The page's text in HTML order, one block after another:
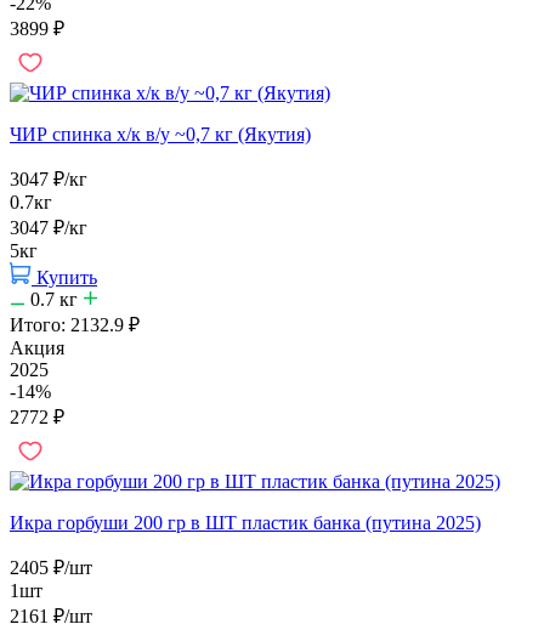
3899 ₽
ЧИР спинка х/к в/у ~0,7 кг (Якутия)
3047 ₽/кг
0.7кг
3047 ₽/кг
5кг
Купить
0.7 кг
Итого: 2132.9 ₽
Акция
2025
-14%
2772 ₽
Икра горбуши 200 гр в ШТ пластик банка (путина 2025)
2405 ₽/шт
1шт
2161 ₽/шт